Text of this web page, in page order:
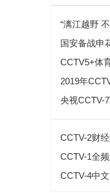
“漓江越野
国安备战申
CCTV5+体
2019年
央视CCTV-
CCTV-2财
CCTV-1全
CCTV-4中